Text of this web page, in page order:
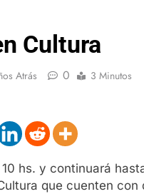
Cultura
Atrás 0 3 Minutos
hs. y continuará
que cuenten